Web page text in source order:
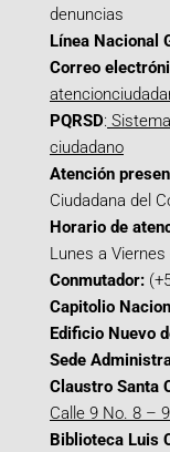
denuncias
Línea Nacional
Correo
PQRSD:
ciudadano
Atención
Ciudadana del
Horario de
Lunes a
Conmutador:
Capitolio
Edificio Nuevo
Sede
Claustro Santa
Calle 9 No. 8 –
Biblioteca Luis